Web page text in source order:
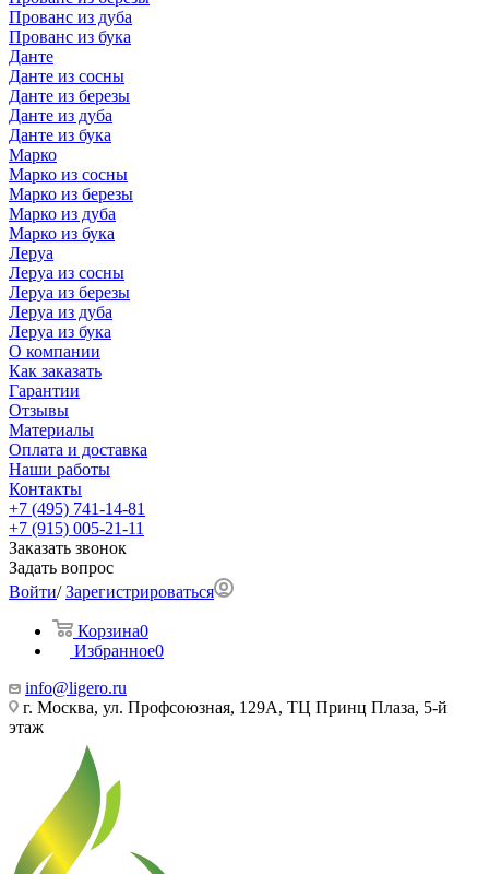
Прованс из дуба
Прованс из бука
Данте
Данте из сосны
Данте из березы
Данте из дуба
Данте из бука
Марко
Марко из сосны
Марко из березы
Марко из дуба
Марко из бука
Леруа
Леруа из сосны
Леруа из березы
Леруа из дуба
Леруа из бука
О компании
Как заказать
Гарантии
Отзывы
Материалы
Оплата и доставка
Наши работы
Контакты
+7 (495) 741-14-81
+7 (915) 005-21-11
Заказать звонок
Задать вопрос
Войти/Зарегистрироваться
Корзина0
Избранное0
info@ligero.ru
г. Москва, ул. Профсоюзная, 129А, ТЦ Принц Плаза, 5-й
этаж